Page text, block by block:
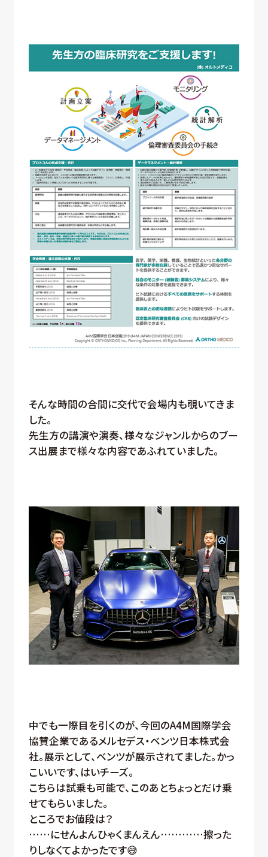
そんな時間の合間に交代で会場内も覗いてきま
した。
先生方の講演や演奏、様々なジャンルからのブー
ス出展まで様々な内容であふれていました。
中でも一際目を引くのが、今回のA4M国際学会
協賛企業であるメルセデス・ベンツ日本株式会
社。展示として、ベンツが展示されてました。かっ
こいいです、はいチーズ。
こちらは試乗も可能で、このあとちょっとだけ乗
せてもらいました。
ところでお値段は？
……にせんよんひゃくまんえん…………擦った
りしなくてよかったです😅